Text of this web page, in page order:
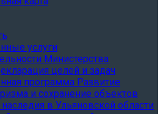
услуги
Министерства
целей и задач
программа Развитие
и сохранение объектов
наследия в Ульяновской области